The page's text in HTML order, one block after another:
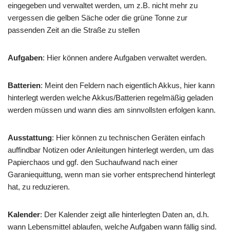
eingegeben und verwaltet werden, um z.B. nicht mehr zu
vergessen die gelben Säche oder die grüne Tonne zur
passenden Zeit an die Straße zu stellen
Aufgaben: Hier können andere Aufgaben verwaltet werden.
Batterien: Meint den Feldern nach eigentlich Akkus, hier kann
hinterlegt werden welche Akkus/Batterien regelmäßig geladen
werden müssen und wann dies am sinnvollsten erfolgen kann.
Ausstattung: Hier können zu technischen Geräten einfach
auffindbar Notizen oder Anleitungen hinterlegt werden, um das
Papierchaos und ggf. den Suchaufwand nach einer
Garaniequittung, wenn man sie vorher entsprechend hinterlegt
hat, zu reduzieren.
Kalender: Der Kalender zeigt alle hinterlegten Daten an, d.h.
wann Lebensmittel ablaufen, welche Aufgaben wann fällig sind.